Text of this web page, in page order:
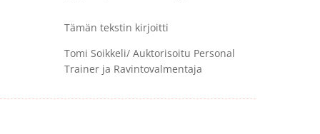
Tämän tekstin kirjoitti
Tomi Soikkeli/ Auktorisoitu Personal
Trainer ja Ravintovalmentaja